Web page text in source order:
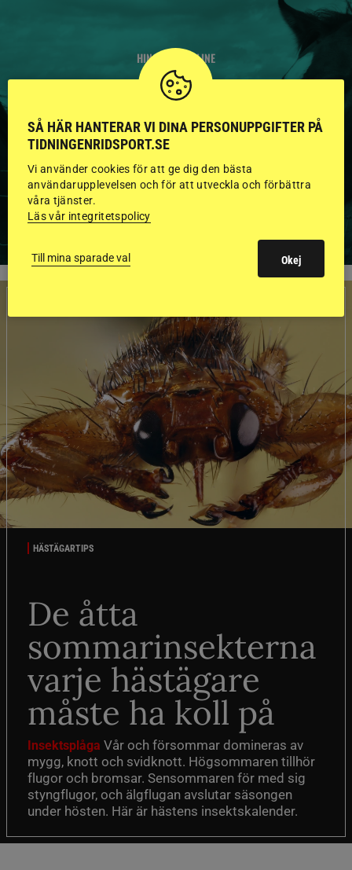
HINGSTAR ONLINE
GODKÄNDA HINGSTAR I
FLERA KATEGORIER MED
BILDER OCH FAKTA
VISA ALLA HINGSTAR
HÄSTÄGARTIPS
De åtta
sommarinsekterna
varje hästägare
måste ha koll på
Insektsplåga Vår och försommar domineras av
mygg, knott och svidknott. Högsommaren tillhör
flugor och bromsar. Sensommaren för med sig
styngflugor, och älgflugan avslutar säsongen
under hösten. Här är hästens insektskalender.
SÅ HÄR HANTERAR VI DINA PERSONUPPGIFTER PÅ
TIDNINGENRIDSPORT.SE
Vi använder cookies för att ge dig den bästa
användarupplevelsen och för att utveckla och förbättra
våra tjänster.
Läs vår integritetspolicy
Till mina sparade val Okej